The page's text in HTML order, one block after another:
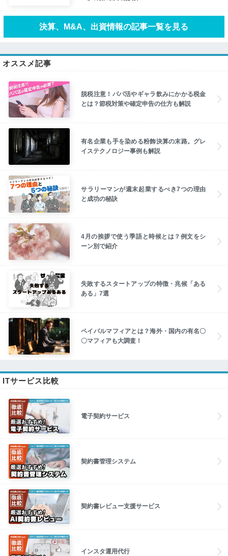
決算、M&A、出資情報の記事一覧を見る
オススメ記事
脱税注意！パパ活やギャラ飲みにかかる税金
とは？節税対策や確定申告の仕方も解説
有名企業も手を染める粉飾決算の末路。グレ
イステクノロジー事例も解説
サラリーマンが週末起業するべき7つの理由
と成功の秘訣
4月の挨拶で使う季語と時候とは？例文をシ
ーン別で紹介
失敗するスタートアップの特徴・兆候「ある
ある」7選
ペイパルマフィアとは？海外・国内の有名〇
〇マフィアも大調査！
ITサービス比較
電子契約サービス
契約書管理システム
契約書レビュー支援サービス
インスタ運用代行